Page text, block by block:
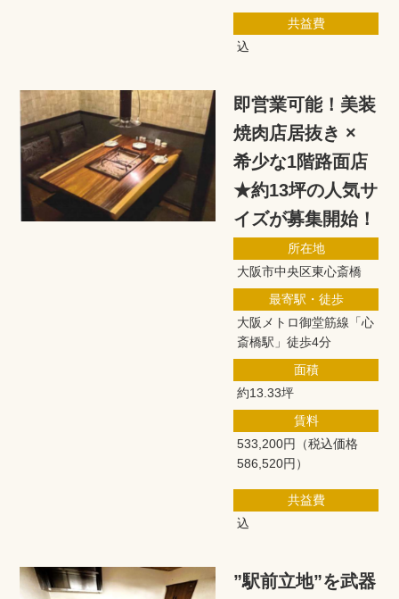
共益費
込
即営業可能！美装
焼肉店居抜き ×
希少な1階路面店
★約13坪の人気サ
イズが募集開始！
所在地
大阪市中央区東心斎橋
最寄駅・徒歩
大阪メトロ御堂筋線「心
斎橋駅」徒歩4分
面積
約13.33坪
賃料
533,200円 （税込価格
586,520円）
共益費
込
”駅前立地”を武器